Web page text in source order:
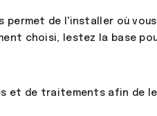
permet de l'installer où
choisi, lestez la base
et de traitements afin de